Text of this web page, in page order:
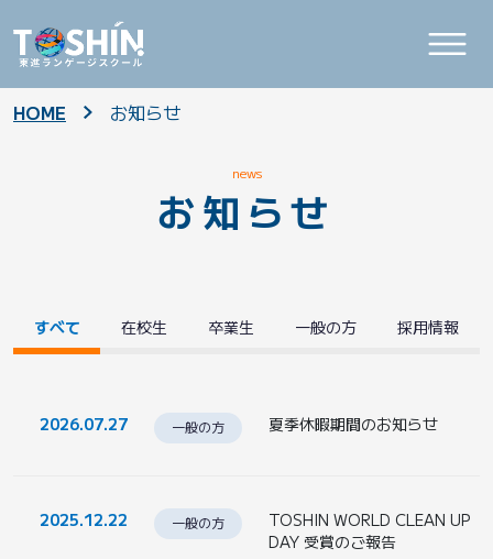
HOME お知らせ
news
お知らせ
すべて 在校生 卒業生 一般の方 採用情報
2026.07.27 一般の方 夏季休暇期間のお知らせ
2025.12.22 一般の方
TOSHIN WORLD CLEAN UP
DAY 受賞のご報告